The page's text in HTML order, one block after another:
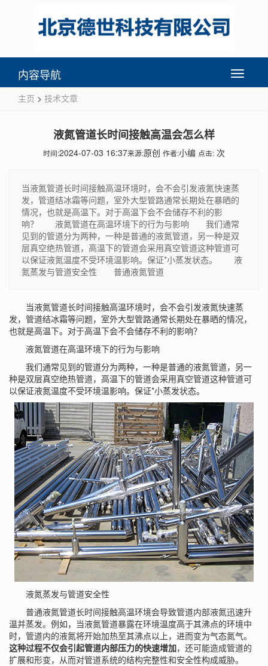
Toggle
内容导航
主页 > 技术文章
液氮管道长时间接触高温会怎么样
时间:2024-07-03 16:37来源:原创 作者:小编 点击: 次
当液氮管道长时间接触高温环境时，会不会引发液氮快速蒸
发，管道结冰霜等问题，室外大型管路通常长期处在暴晒的
情况，也就是高温下。对于高温下会不会储存不利的影
响？ 液氮管道在高温环境下的行为与影响 我们通常
见到的管道分为两种，一种是普通的液氮管道，另一种是双
层真空绝热管道，高温下的管道会采用真空管道这种管道可
以保证液氮温度不受环境温影响。保证*小蒸发状态。 液
氮蒸发与管道安全性 普通液氮管道
当液氮管道长时间接触高温环境时，会不会引发液氮快速蒸
发，管道结冰霜等问题，室外大型管路通常长期处在暴晒的情况，
也就是高温下。对于高温下会不会储存不利的影响？
液氮管道在高温环境下的行为与影响
我们通常见到的管道分为两种，一种是普通的液氮管道，另一
种是双层真空绝热管道，高温下的管道会采用真空管道这种管道可
以保证液氮温度不受环境温影响。保证*小蒸发状态。
液氮蒸发与管道安全性
普通液氮管道长时间接触高温环境会导致管道内部液氮迅速升
温并蒸发。例如，当液氮管道暴露在环境温度高于其沸点的环境中
时，管道内的液氮将开始加热至其沸点以上，进而变为气态氮气。
这种过程不仅会引起管道内部压力的快速增加，还可能造成管道的
扩展和形变，从而对管道系统的结构完整性和安全性构成威胁。